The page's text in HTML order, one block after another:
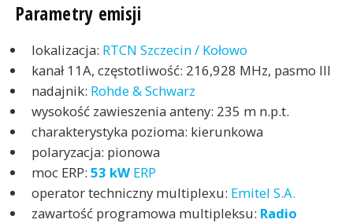
Parametry emisji
lokalizacja: RTCN Szczecin / Kołowo
kanał 11A, częstotliwość: 216,928 MHz, pasmo III
nadajnik: Rohde & Schwarz
wysokość zawieszenia anteny: 235 m n.p.t.
charakterystyka pozioma: kierunkowa
polaryzacja: pionowa
moc ERP: 53 kWERP
operator techniczny multiplexu: Emitel S.A.
zawartość programowa multipleksu: Radio